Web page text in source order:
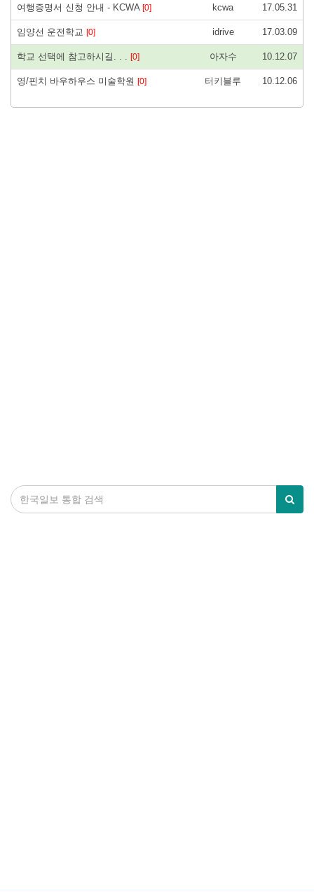
여행증명서 신청 안내 - KCWA [0] kcwa 17.05.31
임양선 운전학교 [0] idrive 17.03.09
학교 선택에 참고하시길. . . [0] 아자수 10.12.07
영/핀치 바우하우스 미술학원 [0] 터키블루 10.12.06